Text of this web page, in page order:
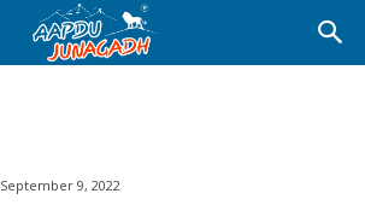
September 9, 2022